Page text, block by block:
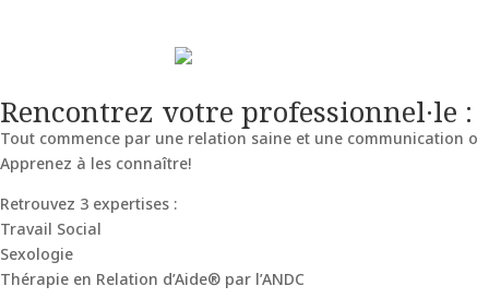
Rencontrez votre professionnel·le :
Tout commence par une relation saine et une communication
Apprenez à les connaître!
Retrouvez 3 expertises :
Travail Social
Sexologie
Thérapie en Relation d’Aide® par l’ANDC